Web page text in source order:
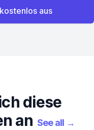
aus
diese
an See all →